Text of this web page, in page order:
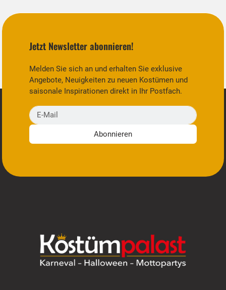
Jetzt Newsletter abonnieren!
Melden Sie sich an und erhalten Sie exklusive
Angebote, Neuigkeiten zu neuen Kostümen und
saisonale Inspirationen direkt in Ihr Postfach.
E-Mail
Abonnieren